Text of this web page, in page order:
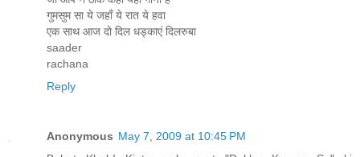
गुमसुम सा ये जहाँ ये रात ये हवा
एक साथ आज दो दिल धड्काएं दिलरुबा
saader
rachana
Reply
Anonymous May 7, 2009 at 10:45 PM